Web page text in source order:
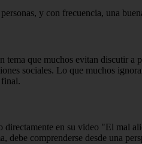
y con frecuencia, una
que muchos evitan discutir
sociales. Lo que muchos
final.
directamente en su video "El mal
comprenderse desde una